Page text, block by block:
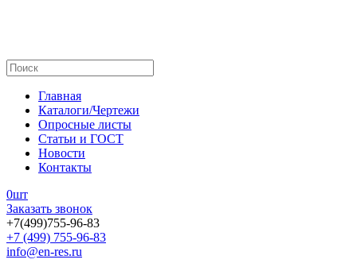
Главная
Каталоги/Чертежи
Опросные листы
Статьи и ГОСТ
Новости
Контакты
0шт
Заказать звонок
+7(499)755-96-83
+7 (499) 755-96-83
info@en-res.ru